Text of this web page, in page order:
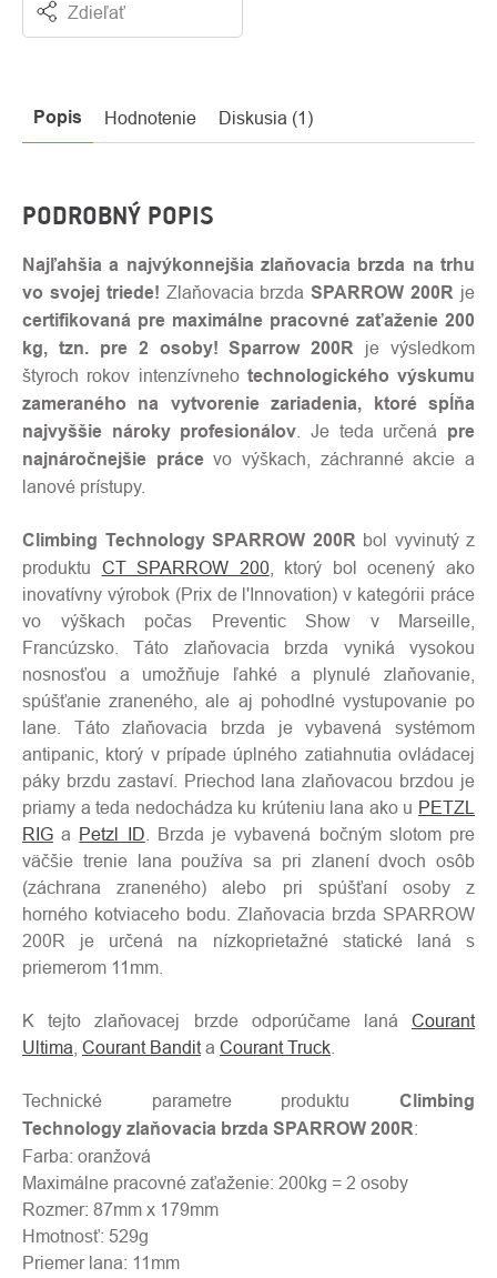
Zdieľať
Popis Hodnotenie Diskusia (1)
PODROBNÝ POPIS
Najľahšia a najvýkonnejšia zlaňovacia brzda na trhu
vo svojej triede! Zlaňovacia brzdaSPARROW 200R je
certifikovaná pre maximálne pracovné zaťaženie 200
kg, tzn. pre 2 osoby! Sparrow 200R je výsledkom
štyroch rokov intenzívneho technologického výskumu
zameraného na vytvorenie zariadenia, ktoré spĺňa
najvyššie nároky profesionálov . Je teda určená pre
najnáročnejšie prácevo výškach, záchranné akcie a
lanové prístupy.
Climbing Technology SPARROW 200R bol vyvinutý z
produktu CT SPARROW 200 , ktorý bol ocenený ako
inovatívny výrobok (Prix de l'Innovation) v kategórii práce
vo výškach počas Preventic Show v Marseille,
Francúzsko. Táto zlaňovacia brzda vyniká vysokou
nosnosťou a umožňuje ľahké a plynulé zlaňovanie,
spúšťanie zraneného, ale aj pohodlné vystupovanie po
lane. Táto zlaňovacia brzda je vybavená systémom
antipanic, ktorý v prípade úplného zatiahnutia ovládacej
páky brzdu zastaví. Priechod lana zlaňovacou brzdou je
priamy a teda nedochádza ku krúteniu lana ako u PETZL
RIG a Petzl ID . Brzda je vybavená bočným slotom pre
väčšie trenie lana používa sa pri zlanení dvoch osôb
(záchrana zraneného) alebo pri spúšťaní osoby z
horného kotviaceho bodu. Zlaňovacia brzda SPARROW
200R je určená na nízkoprietažné statické laná s
priemerom 11mm.
K tejto zlaňovacej brzde odporúčame laná Courant
Ultima Courant Bandita Courant Truck
Technické parametre produktu Climbing
Technology zlaňovacia brzda SPARROW 200R:
Farba: oranžová
Maximálne pracovné zaťaženie: 200kg = 2 osoby
Rozmer: 87mm x 179mm
Hmotnosť: 529g
Priemer lana: 11mm